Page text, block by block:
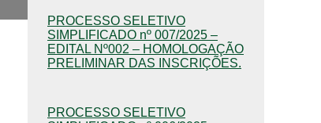
PROCESSO SELETIVO
SIMPLIFICADO nº 007/2025 –
EDITAL Nº002 – HOMOLOGAÇÃO
PRELIMINAR DAS INSCRIÇÕES.
PROCESSO SELETIVO